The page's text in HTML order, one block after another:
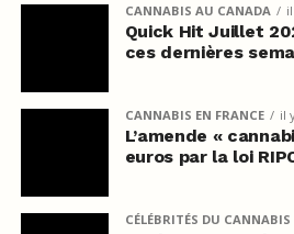
CANNABIS AU CANADA
Quick Hit Juillet
ces dernières
CANNABIS EN FRANCE il
L’amende «
euros par la loi
CÉLÉBRITÉS DU CANNABIS